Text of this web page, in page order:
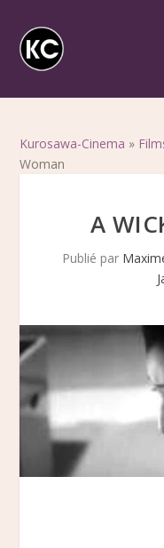
Kurosawa-Cinema »
Woman
A
Publié par